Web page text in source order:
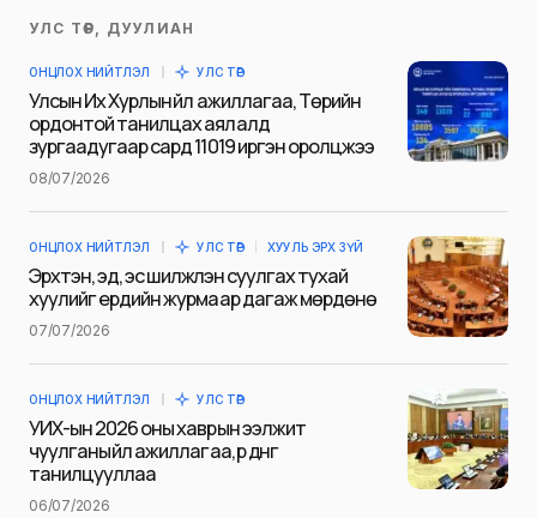
Таны имэйл хаягийг нийтлэхгүй.
тэмдэглэсэн
Сэтгэгдэл*
Name
УЛС ТӨР, ДУУЛИАН
ОНЦЛОХ НИЙТЛЭЛ УЛС ТӨР
Улсын Их Хурлын үйл ажиллагаа, Төрийн
ордонтой танилцах аялалд
зургаадугаар сард 11019 иргэн оролцжээ
08/07/2026
ОНЦЛОХ НИЙТЛЭЛ УЛС ТӨР ХУУЛЬ ЭРХ ЗҮЙ
Эрхтэн, эд, эс шилжүүлэн суулгах тухай
хуулийг ердийн журмаар дагаж мөрдөнө
07/07/2026
ОНЦЛОХ НИЙТЛЭЛ УЛС ТӨР
УИХ-ын 2026 оны хаврын ээлжит
чуулганы үйл ажиллагаа, үр дүнг
танилцууллаа
06/07/2026